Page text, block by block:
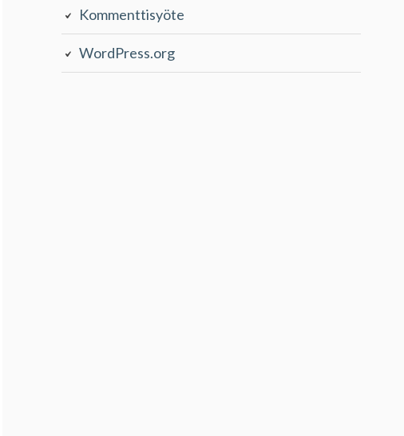
Kommenttisyöte
WordPress.org